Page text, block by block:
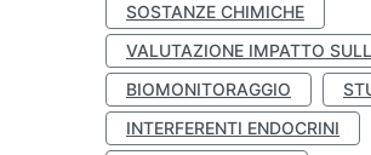
SOSTANZE CHIMICHE
VALUTAZIONE IMPATTO
BIOMONITORAGGIO
INTERFERENTI ENDOCRINI